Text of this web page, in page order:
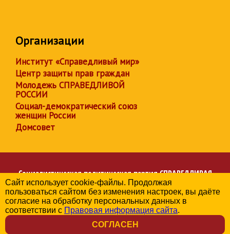
Организации
Институт «Справедливый мир»
Центр защиты прав граждан
Молодежь СПРАВЕДЛИВОЙ
РОССИИ
Социал-демократический союз
женщин России
Домсовет
Социалистическая политическая партияСПРАВЕДЛИВАЯ
РОССИЯ
Региональное отделение партии в Республике Дагестан
© 2006-2026
Политика в отношении обработки персональных данных
Сайт использует cookie-файлы. Продолжая
пользоваться сайтом без изменения настроек, вы даёте
согласие на обработку персональных данных в
соответствии с Правовая информация сайта.
СОГЛАСЕН